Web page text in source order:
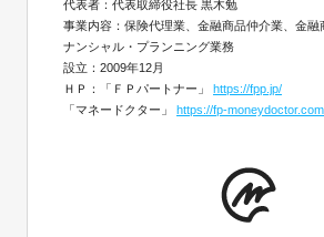
代表者：代表取締役社長 黒木勉
事業内容：保険代理業、金融商品仲介業、金融
ナンシャル・プランニング業務
設立：2009年12月
ＨＰ：「ＦＰパートナー」 https://fpp.jp/
「マネードクター」 https://fp-